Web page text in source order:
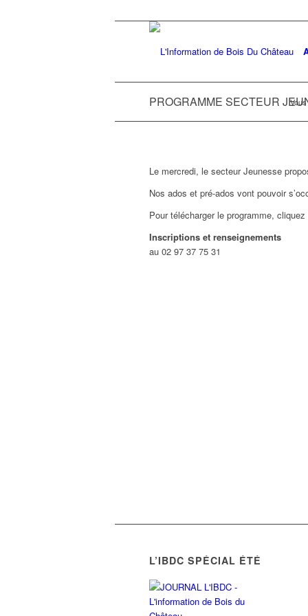
PROGRAMME SECTEUR
Le mercredi, le secteur Jeunesse
Nos ados et pré-ados vont pouvoir
Pour télécharger le programme, cliquez
Inscriptions et renseignements
au 02 97 37 75 31
L’IBDC SPÉCIAL ÉTÉ